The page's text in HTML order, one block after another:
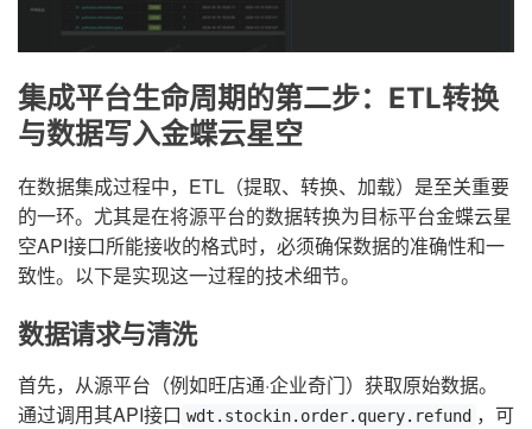
集成平台生命周期的第二步：ETL转换
与数据写入金蝶云星空
在数据集成过程中，ETL（提取、转换、加载）是至关重要
的一环。尤其是在将源平台的数据转换为目标平台金蝶云星
空API接口所能接收的格式时，必须确保数据的准确性和一
致性。以下是实现这一过程的技术细节。
数据请求与清洗
首先，从源平台（例如旺店通·企业奇门）获取原始数据。
通过调用其API接口 wdt.stockin.order.query.refund ，可